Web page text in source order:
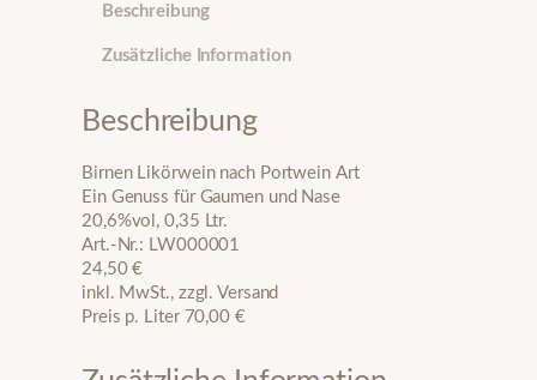
w
e
n
M
e
n
g
e
Beschreibung
Zusätzliche Information
Beschreibung
Birnen Likörwein nach Portwein Art
Ein Genuss für Gaumen und Nase
20,6%vol, 0,35 Ltr.
Art.-Nr.: LW000001
24,50 €
inkl. MwSt., zzgl. Versand
Preis p. Liter 70,00 €